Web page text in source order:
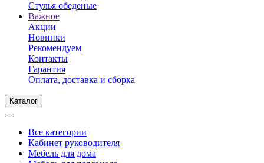
Стулья обеденые
Важное
Акции
Новинки
Рекомендуем
Контакты
Гарантия
Оплата, доставка и сборка
Каталог
Все категории
Кабинет руководителя
Мебель для дома